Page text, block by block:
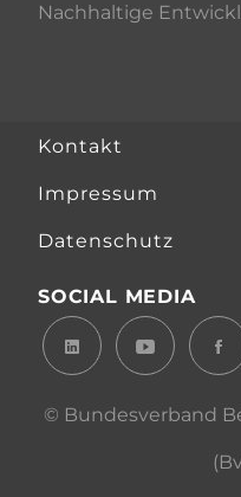
Nachhaltige
Kontakt
Impressum
Datenschutz
SOCIAL MEDIA
© Bundesverband